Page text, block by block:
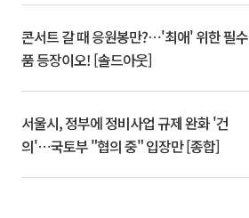
콘서트 갈 때 응원봉만?⋯'최애' 위한 필수
품 등장이오! [솔드아웃]
서울시, 정부에 정비사업 규제 완화 '건
의'⋯국토부 "협의 중" 입장만 [종합]